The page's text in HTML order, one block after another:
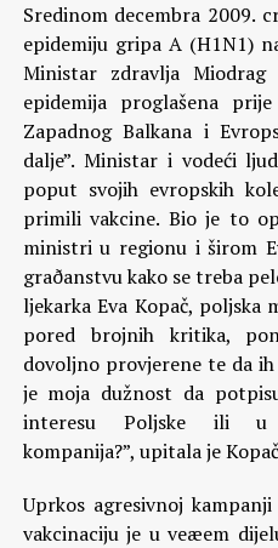
Sredinom decembra 2009.
epidemiju gripa A (H1N1)
Ministar zdravlja
epidemija proglašena
Zapadnog Balkana i
dalje”. Ministar i vodeći
poput svojih evropskih
primili vakcine. Bio je to
ministri u regionu i širom
graðanstvu kako se treba
ljekarka Eva Kopač, poljska
pored brojnih kritika,
dovoljno provjerene te da
je moja dužnost da
interesu Poljske ili u
kompanija?”, upitala je
Uprkos agresivnoj
vakcinaciju je u veæem